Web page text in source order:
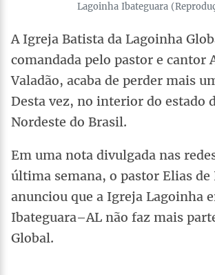
Lagoinha Ibateguara
A Igreja Batista da Lagoinha
comandada pelo pastor e cantor
Valadão, acaba de perder mais
Desta vez, no interior do estado
Nordeste do Brasil.
Em uma nota divulgada nas
última semana, o pastor Elias de
anunciou que a Igreja Lagoinha
Ibateguara–AL não faz mais
Global.